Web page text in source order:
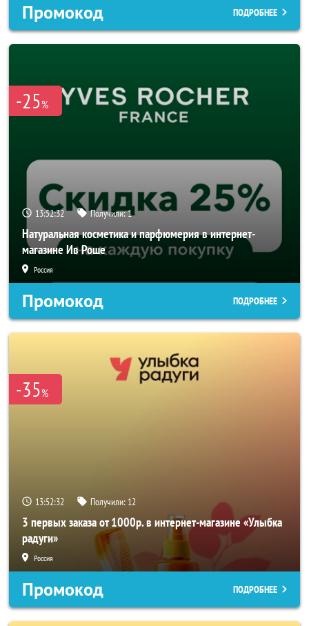
Промокод ПОДРОБНЕЕ
-25%
13:52:31 Получили:1
Натуральная косметика и парфюмерия в интернет-
магазине Ив Роше
Россия
Промокод ПОДРОБНЕЕ
-35%
13:52:31 Получили: 12
3 первых заказа от 1000р. в интернет-магазине «Улыбка
радуги»
Россия
Промокод ПОДРОБНЕЕ